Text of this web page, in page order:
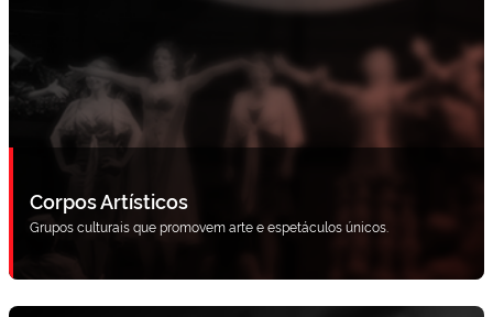
Corpos Artísticos
Grupos culturais que promovem arte e espetáculos únicos.